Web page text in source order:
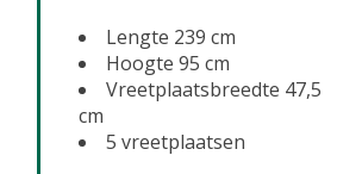
Lengte 239 cm
Hoogte 95 cm
Vreetplaatsbreedte 47,5
cm
5 vreetplaatsen